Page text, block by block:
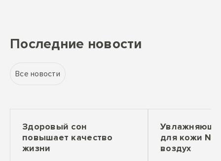
Последние новости
Все новости
Здоровый сон
повышает качество
жизни
для кожи
воздух